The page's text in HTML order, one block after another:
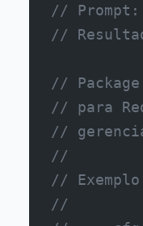
// Prompt:
//
//
// para
//
//
//
//